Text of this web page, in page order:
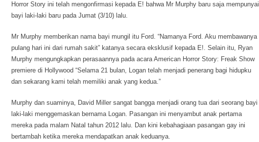
Horror Story ini telah mengonfirmasi kepada E! bahwa Mr Murphy baru saja mempunyai
bayi laki-laki baru pada Jumat (3/10) lalu.
Mr Murphy memberikan nama bayi mungil itu Ford. “Namanya Ford. Aku membawanya
pulang hari ini dari rumah sakit” katanya secara eksklusif kepada E!. Selain itu, Ryan
Murphy mengungkapkan perasaannya pada acara American Horror Story: Freak Show
premiere di Hollywood “Selama 21 bulan, Logan telah menjadi penerang bagi hidupku
dan sekarang kami telah memiliki anak yang kedua.”
Murphy dan suaminya, David Miller sangat bangga menjadi orang tua dari seorang bayi
laki-laki menggemaskan bernama Logan. Pasangan ini menyambut anak pertama
mereka pada malam Natal tahun 2012 lalu. Dan kini kebahagiaan pasangan gay ini
bertambah ketika mereka mendapatkan anak keduanya.